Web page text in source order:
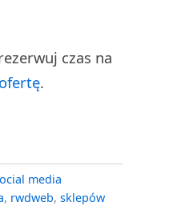
czas na
.
media
, rwdweb, sklepów